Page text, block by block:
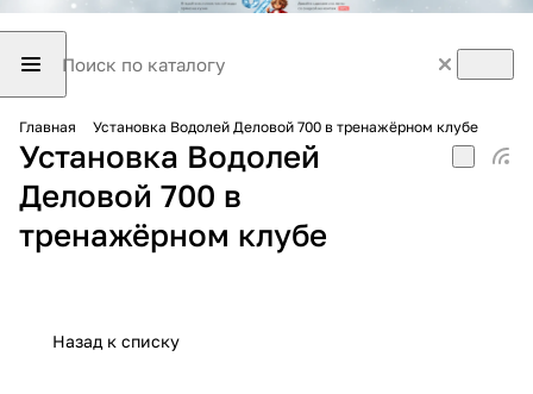
Главная Установка Водолей Деловой 700 в тренажёрном клубе
Установка Водолей
Деловой 700 в
тренажёрном клубе
Назад к списку